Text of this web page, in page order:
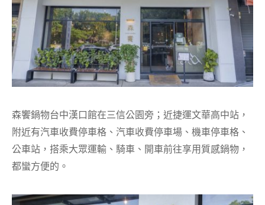
森饗鍋物台中漢口館在三信公園旁；近捷運文華高中站，
附近有汽車收費停車格、汽車收費停車場、機車停車格、
公車站，搭乘大眾運輸、騎車、開車前往享用質感鍋物，
都蠻方便的。